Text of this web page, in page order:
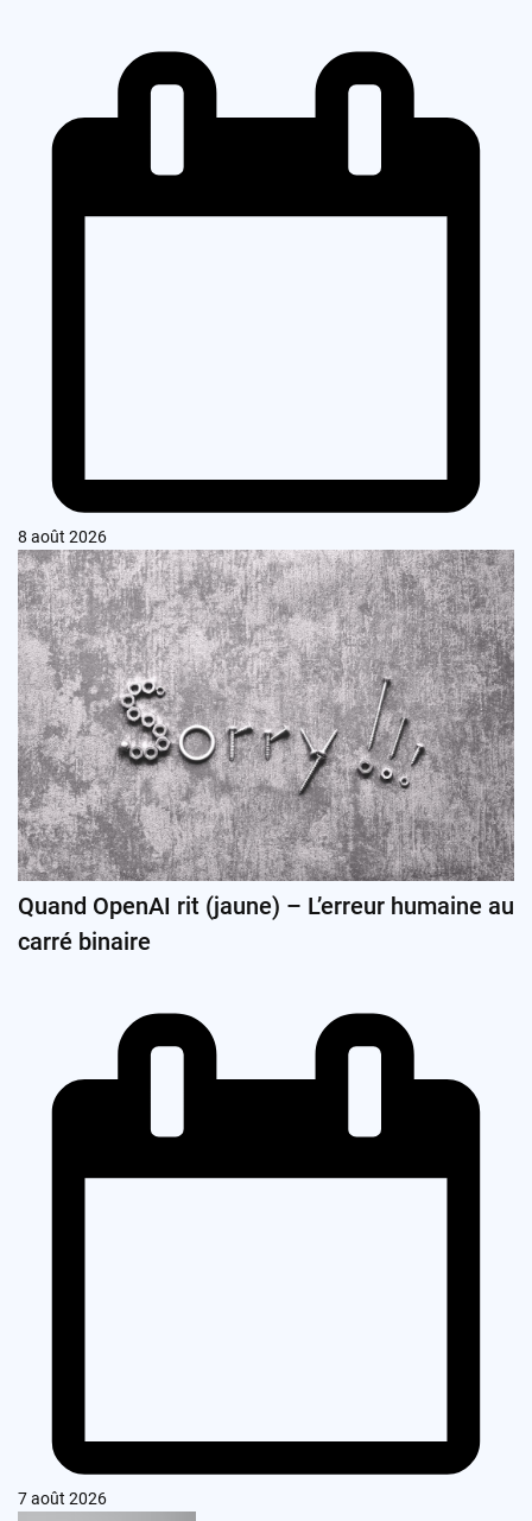
8 août 2026
Quand OpenAI rit (jaune) – L’erreur humaine au
carré binaire
7 août 2026